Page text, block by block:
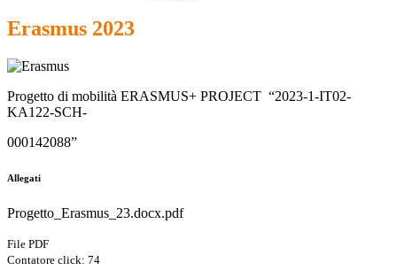
Erasmus 2023
Progetto di mobilità ERASMUS+ PROJECT “2023-1-IT02-
KA122-SCH-
000142088”
Allegati
Progetto_Erasmus_23.docx.pdf
File PDF
Contatore click: 74